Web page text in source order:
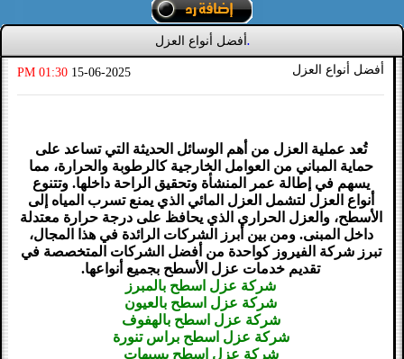
. أفضل أنواع العزل
أفضل أنواع العزل 15-06-2025
01:30 PM
تُعد عملية العزل من أهم الوسائل الحديثة التي تساعد على
حماية المباني من العوامل الخارجية كالرطوبة والحرارة، مما
يسهم في إطالة عمر المنشأة وتحقيق الراحة داخلها. وتتنوع
أنواع العزل لتشمل العزل المائي الذي يمنع تسرب المياه إلى
الأسطح، والعزل الحراري الذي يحافظ على درجة حرارة معتدلة
داخل المبنى. ومن بين أبرز الشركات الرائدة في هذا المجال،
تبرز شركة الفيروز كواحدة من أفضل الشركات المتخصصة في
تقديم خدمات عزل الأسطح بجميع أنواعها.
شركة عزل اسطح بالمبرز
شركة عزل اسطح بالعيون
شركة عزل اسطح بالهفوف
شركة عزل اسطح براس تنورة
شركة عزل اسطح بسيهات